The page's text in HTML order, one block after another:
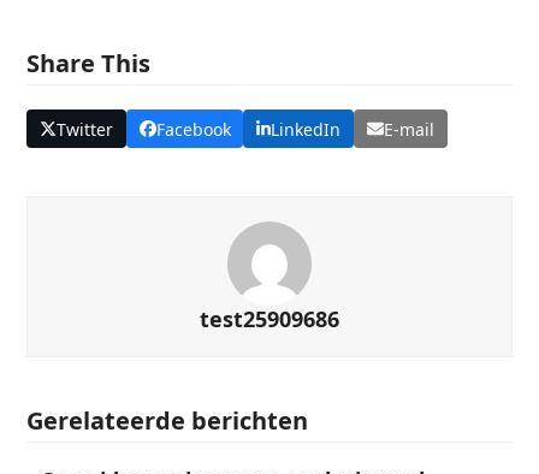
Share This
Twitter Facebook LinkedIn E-mail
test25909686
Gerelateerde berichten